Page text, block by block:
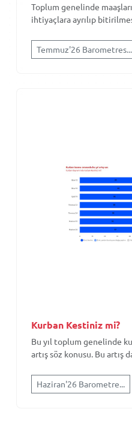
Toplum genelinde
ihtiyaçlara ayrılıp
Temmuz'26 Barometres...
Kurban Kestiniz mi?
Bu yıl toplum genelinde
artış söz konusu. Bu artış
Haziran'26 Barometre...